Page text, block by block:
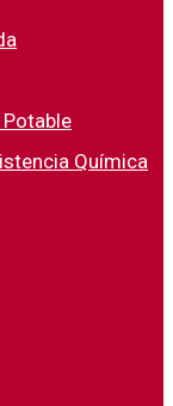
Química